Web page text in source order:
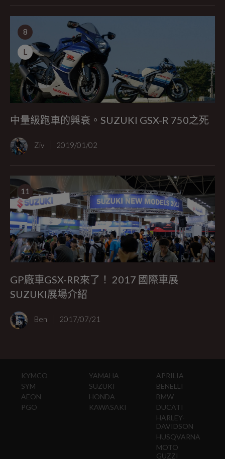
8
L
中量級跑車的興衰。SUZUKI GSX-R 750之死
Ziv 2019/01/02
11
GP廠車GSX-RR來了！ 2017 國際車展
SUZUKI展場介紹
Ben 2017/07/21
KYMCO
SYM
AEON
PGO
YAMAHA
SUZUKI
HONDA
KAWASAKI
APRILIA
BENELLI
BMW
DUCATI
HARLEY-
DAVIDSON
HUSQVARNA
MOTO
GUZZI